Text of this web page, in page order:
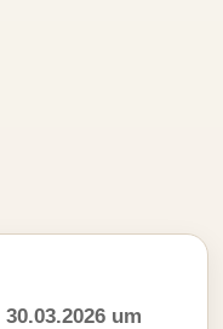
30.03.2026 um